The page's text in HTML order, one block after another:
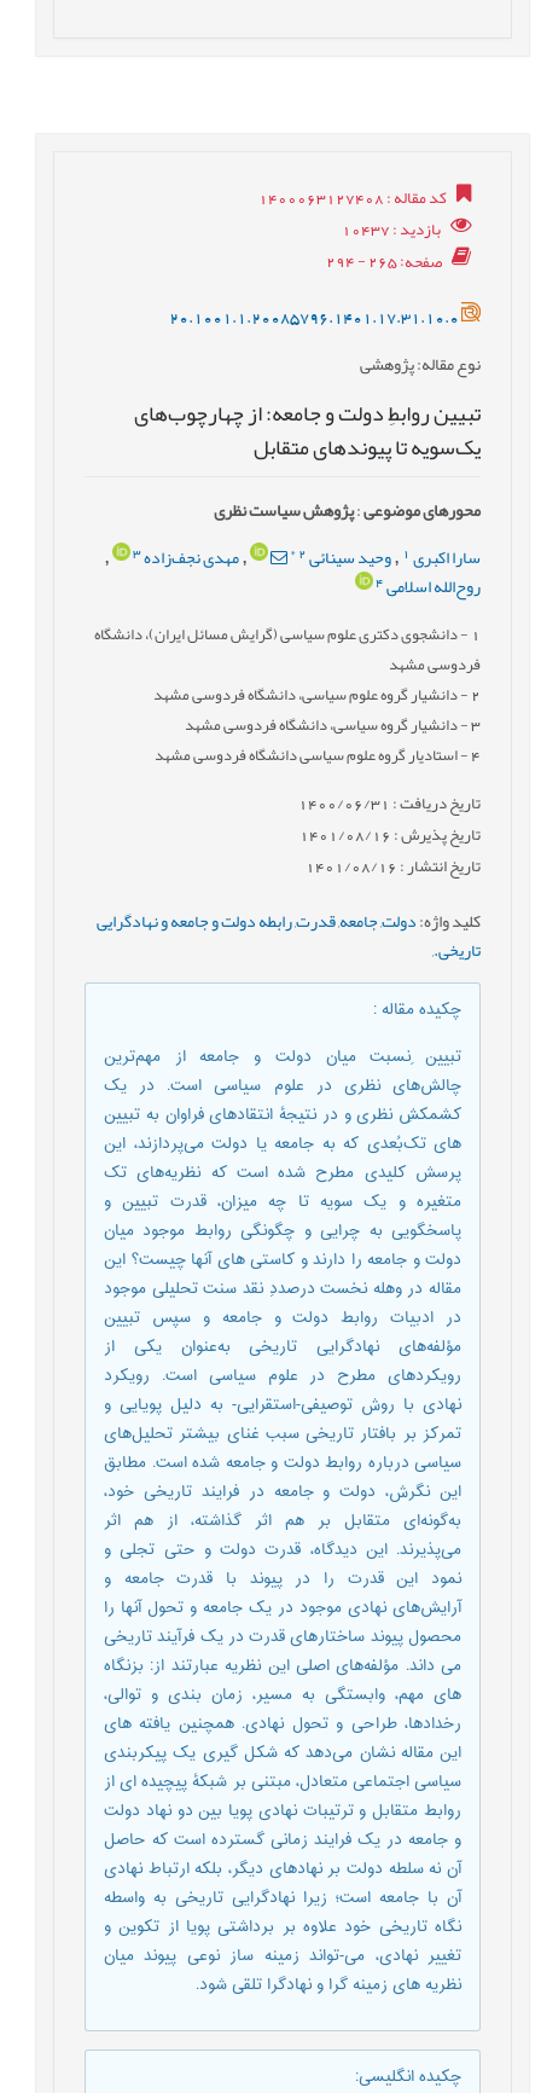
کد مقاله: 1400063127408
بازدید: 10437
صفحه: 265 - 294
20.1001.1.20085796.1401.17.31.10.0
نوع مقاله: پژوهشی
تبیین روابطِ دولت و جامعه: از چهارچوب‌های
یک‌سویه تا پیوندهای متقابل
محورهای موضوعی:پژوهش سیاست نظری
سارا اکبری , وحید سینائی 2
*
,مهدی نجف‌زاده3
,
روح‌الله اسلامی 4
- دانشجوی دکتری علوم سیاسی (گرایش مسائل ایران)، دانشگاه
فردوسی مشهد
2- دانشیار گروه علوم سیاسی، دانشگاه فردوسی مشهد
3- دانشیار گروه سیاسی، دانشگاه فردوسی مشهد
4- استادیار گروه علوم سیاسی دانشگاه فردوسی مشهد
تاریخ دریافت : 1400/06/31
تاریخ پذیرش : 1401/08/16
تاریخ انتشار : 1401/08/16
کلید واژه:دولت,جامعه,قدرت,رابطه دولت و جامعه و نهادگرایی
تاریخی.,
چکیده مقاله:
تبیین ِنسبت میان دولت و جامعه از مهم‌ترین
چالش‌های نظری در علوم سیاسی است. در یک
کشمکشِ نظری و در نتیجۀ انتقادهای فراوان به تبیین
های تک‌بُعدی که به جامعه یا دولت می‌پردازند، این
پرسش کلیدی مطرح شده است که نظریه‌های تک
متغیره و یک سویه تا چه میزان، قدرت تبیین و
پاسخگویی به چرایی و چگونگی روابط موجود میان
دولت و جامعه را دارند و کاستی های آنها چیست؟ این
مقاله در وهله نخست درصددِ نقد سنت تحلیلی موجود
در ادبیات روابط دولت و جامعه و سپس تبیین
مؤلفه‌های نهادگرایی تاریخی به‌عنوان یکی از
رویکردهای مطرح در علوم سیاسی است. رویکرد
نهادی با روش توصیفی-استقرایی- به دلیل پویایی و
تمرکز بر بافتار تاریخی سبب غنای بیشتر تحلیل‌های
سیاسی درباره روابط دولت و جامعه ‌شده است. مطابق
این نگرش، دولت و جامعه در فرایند تاریخی خود،
به‌گونه‌ای متقابل بر هم اثر گذاشته، از هم اثر
می‌پذیرند. این دیدگاه، قدرت دولت و حتی تجلی و
نمود این قدرت را در پیوند با قدرت جامعه و
آرایش‌های نهادی موجود در یک جامعه و تحول آنها را
محصول پیوند ساختارهای قدرت در یک فرآیند تاریخی
می داند. مؤلفه‌های اصلی این نظریه عبارتند از: بزنگاه
های مهم، وابستگی به مسیر، زمان بندی و توالی،
رخدادها، طراحی و تحول نهادی. همچنین یافته های
این مقاله نشان می‌دهد که شکل گیری یک پیکربندی
سیاسی اجتماعی متعادل، مبتنی بر شبکۀ پیچیده ای از
روابط متقابل و ترتیبات نهادی پویا بین دو نهاد دولت
و جامعه در یک فرایند زمانی گسترده است که حاصل
آن نه سلطه دولت بر نهادهای دیگر، بلکه ارتباط نهادی
آن با جامعه است؛ زیرا نهادگرایی تاریخی به واسطه
نگاه تاریخی خود علاوه بر برداشتی پویا از تکوین و
تغییر نهادی، می-تواند زمینه ساز نوعی پیوند میان
نظریه های زمینه گرا و نهادگرا تلقی شود.
چکیده انگلیسی: